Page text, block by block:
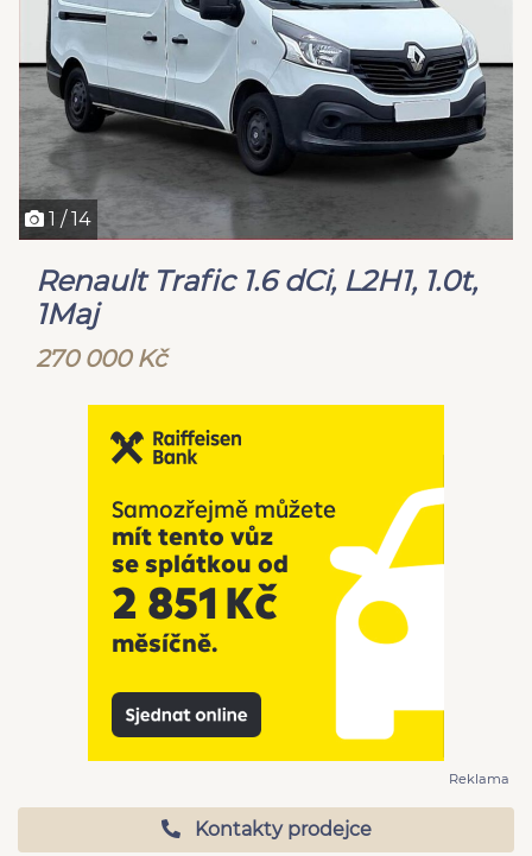
1 / 14
Renault Trafic 1.6 dCi, L2H1, 1.0t,
1Maj
270 000 Kč
Reklama
Kontakty prodejce